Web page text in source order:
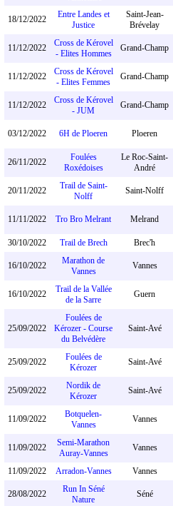
18/12/2022
Entre Landes et
Justice
Saint-Jean-
Brévelay
11/12/2022
Cross de Kérovel
- Elites Hommes
Grand-Champ
11/12/2022
Cross de Kérovel
- Elites Femmes
Grand-Champ
11/12/2022
Cross de Kérovel
- JUM
Grand-Champ
03/12/2022 6H de Ploeren Ploeren
26/11/2022
Foulées
Roxédoises
Le Roc-Saint-
André
20/11/2022
Trail de Saint-
Nolff
Saint-Nolff
11/11/2022 Tro Bro Melrant Melrand
30/10/2022
Trail de Brech Brec'h
16/10/2022
Marathon de
Vannes
Vannes
16/10/2022
Trail de la Vallée
de la Sarre
Guern
25/09/2022
Foulées de
Kérozer - Course
du Belvédère
Saint-Avé
25/09/2022
Foulées de
Kérozer
Saint-Avé
25/09/2022
Nordik de
Kérozer
Saint-Avé
11/09/2022
Botquelen-
Vannes
Vannes
11/09/2022
Semi-Marathon
Auray-Vannes
Vannes
11/09/2022
Arradon-Vannes Vannes
28/08/2022
Run In Séné
Nature
Séné